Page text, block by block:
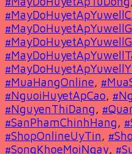
#MuaHangOnline,
#NguoiHuyetApCao,
#NguyenThiDang,
#SanPhamChinhHang,
#ShopOnlineUyTin,
#SongKhoeMoiNgay,